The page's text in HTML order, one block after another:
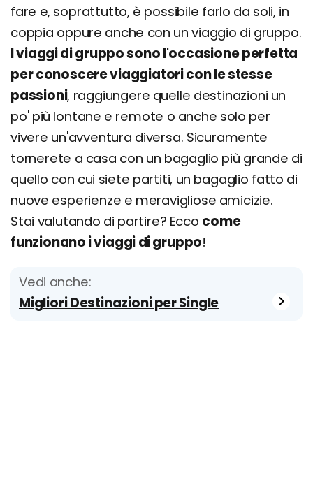
fare e, soprattutto, è possibile farlo da soli, in
coppia oppure anche con un viaggio di gruppo.
I viaggi di gruppo sono l'occasione perfetta
per conoscere viaggiatori con le stesse
passioni, raggiungere quelle destinazioni un
po' più lontane e remote o anche solo per
vivere un'avventura diversa. Sicuramente
tornerete a casa con un bagaglio più grande di
quello con cui siete partiti, un bagaglio fatto di
nuove esperienze e meravigliose amicizie.
Stai valutando di partire? Ecco come
funzionano i viaggi di gruppo!
Vedi anche:
Migliori Destinazioni per Single